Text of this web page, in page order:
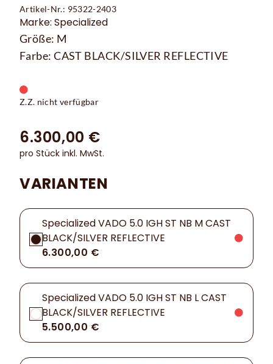
Artikel-Nr.: 95322-2403
Marke: Specialized
Größe: M
Farbe: CAST BLACK/SILVER REFLECTIVE
Z.Z. nicht verfügbar
6.300,00 €
pro Stück inkl. MwSt.
VARIANTEN
Specialized VADO 5.0 IGH ST NB M CAST
BLACK/SILVER REFLECTIVE
6.300,00 €
Specialized VADO 5.0 IGH ST NB L CAST
BLACK/SILVER REFLECTIVE
5.500,00 €